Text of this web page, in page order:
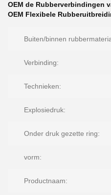
OEM de Rubberverbindingen
OEM Flexibele
Buiten/binnen
Verbinding:
Technieken:
Explosiedruk:
Onder druk gezette ring:
vorm:
Productnaam: